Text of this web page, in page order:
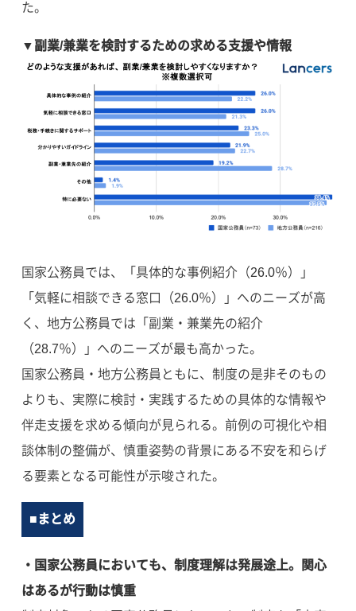
た。
▼副業/兼業を検討するための求める支援や情報
国家公務員では、「具体的な事例紹介（26.0％）」
「気軽に相談できる窓口（26.0％）」へのニーズが高
く、地方公務員では「副業・兼業先の紹介
（28.7％）」へのニーズが最も高かった。
国家公務員・地方公務員ともに、制度の是非そのもの
よりも、実際に検討・実践するための具体的な情報や
伴走支援を求める傾向が見られる。前例の可視化や相
談体制の整備が、慎重姿勢の背景にある不安を和らげ
る要素となる可能性が示唆された。
■まとめ
・国家公務員においても、制度理解は発展途上。関心
はあるが行動は慎重